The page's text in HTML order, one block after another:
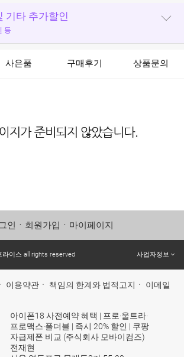
기타 추가할인
등
사은품 구매후기 상품문의
인 ㆍ 회원가입 ㆍ 마이페이지
이스 all rights reserved 사업자정보
ㆍ 이용약관 ㆍ 책임의 한계와 법적고지 ㆍ 이메일
아이폰18 사전예약 혜택 | 프로·울트라·
프로맥스·폴더블 | 즉시 20% 할인 | 쿠팡
자급제폰 비교 (주식회사 모바이컴즈)
전재현